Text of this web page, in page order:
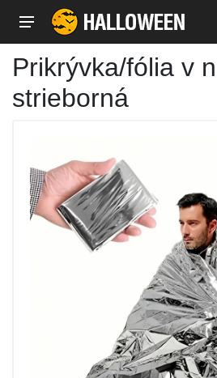
Prikrývka/fólia v
strieborná